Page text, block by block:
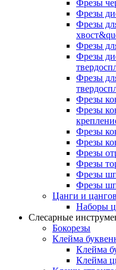
Фрезы
Фрезы
Фрезы
Фрезы
Фрезы
Фрезы
Фрезы
Фрезы
Фрезы
Фрезы
Фрезы
Фрезы
Фрезы
Фрезы
Цанги и
Наборы
Слесарные
Бокорезы
Клейма
Клейма
Клейма